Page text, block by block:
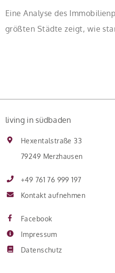
Eine Analyse des
größten Städte zeigt, wie
living in südbaden
Hexentalstraße 33
79249 Merzhausen
+49 761 76 999 197
Kontakt aufnehmen
Facebook
Impressum
Datenschutz